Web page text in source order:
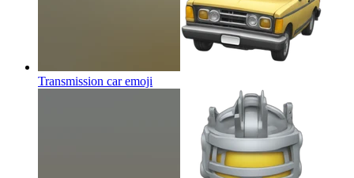
Transmission caremoji